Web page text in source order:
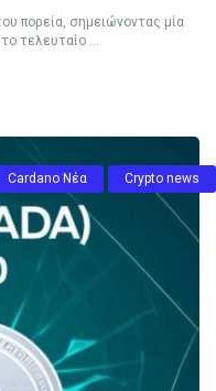
πορεία, σημειώνοντας μία
τελευταίο ...
Cardano Νέα Crypto news